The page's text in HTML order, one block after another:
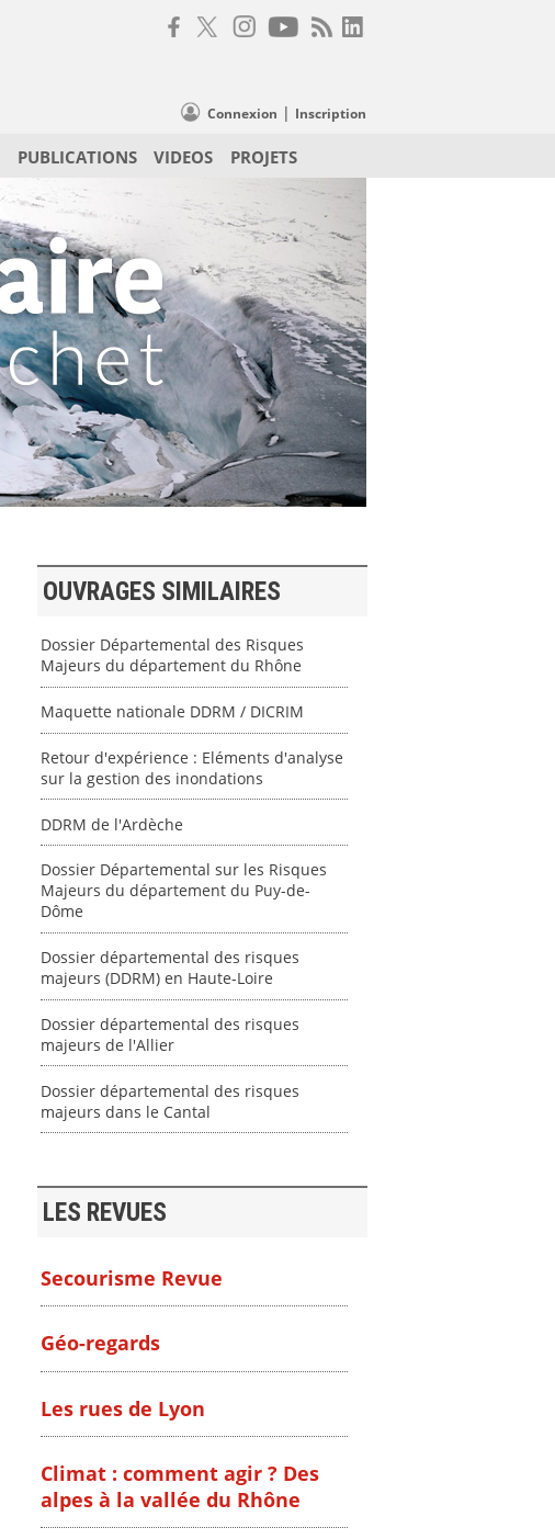
Connexion | Inscription
PUBLICATIONS VIDEOS PROJETS
OUVRAGES SIMILAIRES
Dossier Départemental des Risques
Majeurs du département du Rhône
Maquette nationale DDRM / DICRIM
Retour d'expérience : Eléments d'analyse
sur la gestion des inondations
DDRM de l'Ardèche
Dossier Départemental sur les Risques
Majeurs du département du Puy-de-
Dôme
Dossier départemental des risques
majeurs (DDRM) en Haute-Loire
Dossier départemental des risques
majeurs de l'Allier
Dossier départemental des risques
majeurs dans le Cantal
LES REVUES
Secourisme Revue
Géo-regards
Les rues de Lyon
Climat : comment agir ? Des
alpes à la vallée du Rhône